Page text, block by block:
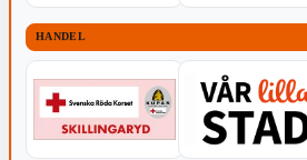
HANDEL